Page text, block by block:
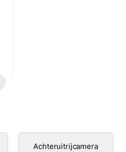
Achteruitrijcamera